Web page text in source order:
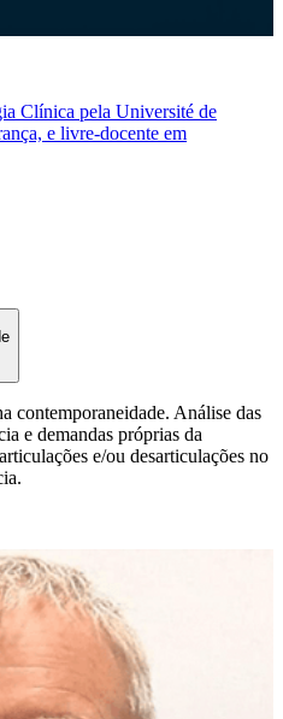
Clínica pela Université de
e livre-docente em
contemporaneidade. Análise das
e demandas próprias da
e/ou desarticulações no